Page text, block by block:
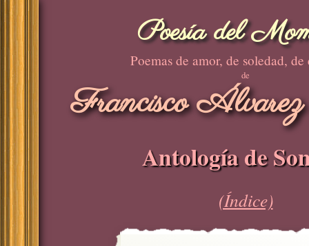
Poesía del
Poemas de amor, de soledad, de
de
Francisco
Antología de
(Índice)